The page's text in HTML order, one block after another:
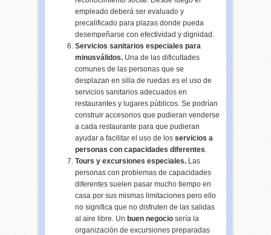
empleado deberá ser evaluado y
precalificado para plazas donde pueda
desempeñarse con efectividad y dignidad.
Servicios sanitarios especiales para
minusválidos. Una de las dificultades
comunes de las personas que se
desplazan en silla de ruedas es el uso de
servicios sanitarios adecuados en
restaurantes y lugares públicos. Se podrían
construir accesorios que pudieran venderse
a cada restaurante para que pudieran
ayudar a facilitar el uso de losservicios a
personas con capacidades diferentes.
Tours y excursiones especiales. Las
personas con problemas de capacidades
diferentes suelen pasar mucho tiempo en
casa por sus mismas limitaciones pero ello
no significa que no disfruten de las salidas
al aire libre. Un buen negocio sería la
organización de excursiones preparadas